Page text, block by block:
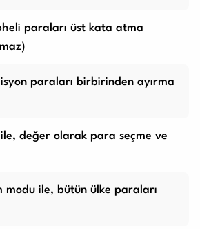
paraları üst kata atma
paraları birbirinden ayırma
değer olarak para seçme ve
modu ile, bütün ülke paraları